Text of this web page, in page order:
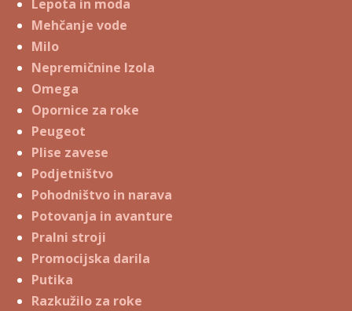
Lepota in moda
Mehčanje vode
Milo
Nepremičnine Izola
Omega
Opornice za roke
Peugeot
Plise zavese
Podjetništvo
Pohodništvo in narava
Potovanja in avanture
Pralni stroji
Promocijska darila
Putika
Razkužilo za roke